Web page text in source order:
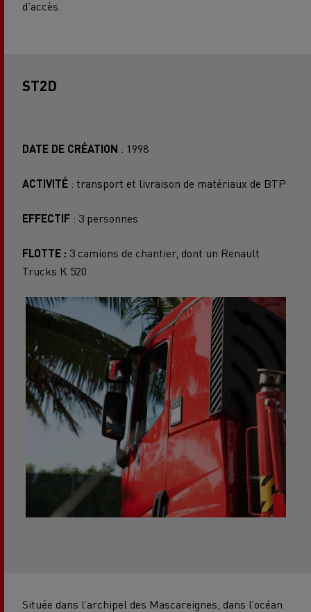
d’accès.
ST2D
DATE DE CRÉATION : 1998
ACTIVITÉ : transport et livraison de matériaux de BTP
EFFECTIF : 3 personnes
FLOTTE : 3 camions de chantier, dont un Renault
Trucks K 520
Située dans l’archipel des Mascareignes, dans l’océan